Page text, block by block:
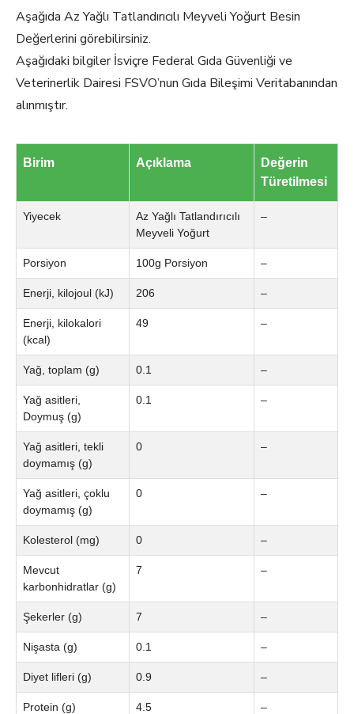
Aşağıda Az Yağlı Tatlandırıcılı Meyveli Yoğurt Besin
Değerlerini görebilirsiniz.
Aşağıdaki bilgiler İsviçre Federal Gıda Güvenliği ve
Veterinerlik Dairesi FSVO’nun Gıda Bileşimi Veritabanından
alınmıştır.
Birim Açıklama
Değerin
Türetilmesi
Yiyecek
Az Yağlı Tatlandırıcılı
Meyveli Yoğurt
–
Porsiyon 100g Porsiyon –
Enerji, kilojoul (kJ) 206 –
Enerji, kilokalori
(kcal)
49 –
Yağ, toplam (g) 0.1 –
Yağ asitleri,
Doymuş (g)
0.1 –
Yağ asitleri, tekli
doymamış (g)
0 –
Yağ asitleri, çoklu
doymamış (g)
0 –
Kolesterol (mg) 0 –
Mevcut
karbonhidratlar (g)
7 –
Şekerler (g) 7 –
Nişasta (g) 0.1 –
Diyet lifleri (g) 0.9 –
Protein (g) 4.5 –